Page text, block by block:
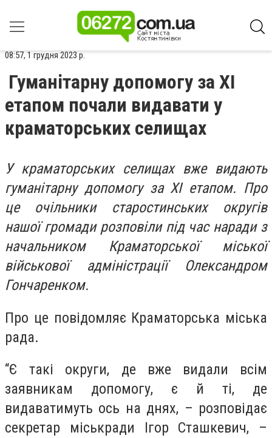
08:57, 1 грудня 2023 р.
Гуманітарну допомогу за XI
етапом почали видавати у
краматорських селищах
У краматорських селищах вже видають
гуманітарну допомогу за XI етапом. Про
це очільники старостинських округів
нашої громади розповіли під час наради з
начальником Краматорської міської
військової адміністрації Олександром
Гончаренком.
Про це повідомляє Краматорська міська
рада.
“Є такі округи, де вже видали всім
заявникам допомогу, є й ті, де
видаватимуть ось на днях, – розповідає
секретар міськради Ігор Сташкевич, –